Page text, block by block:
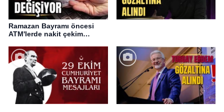
Ramazan Bayramı öncesi
ATM'lerde nakit çekim